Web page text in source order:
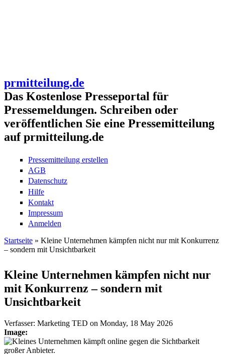
prmitteilung.de
Das Kostenlose Presseportal für
Pressemeldungen. Schreiben oder
veröffentlichen Sie eine Pressemitteilung
auf prmitteilung.de
Pressemitteilung erstellen
AGB
Datenschutz
Hilfe
Kontakt
Impressum
Anmelden
Sie sind hier
Startseite » Kleine Unternehmen kämpfen nicht nur mit Konkurrenz
– sondern mit Unsichtbarkeit
Kleine Unternehmen kämpfen nicht nur
mit Konkurrenz – sondern mit
Unsichtbarkeit
Verfasser: Marketing TED on Monday, 18 May 2026
Image: